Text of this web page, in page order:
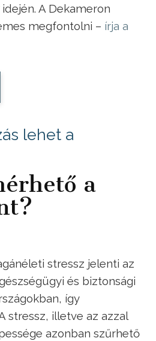
A Dekameron
megfontolni – írja a
lehet a
a
stressz jelenti az
és biztonsági
így
stressz, illetve az azzal
azonban szűrhető